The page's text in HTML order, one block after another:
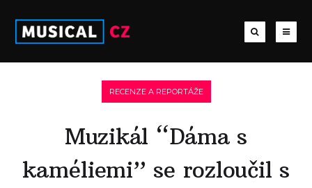
RECENZE A REPORTÁŽE
Muzikál “Dáma s
kaméliemi” se rozloučil s